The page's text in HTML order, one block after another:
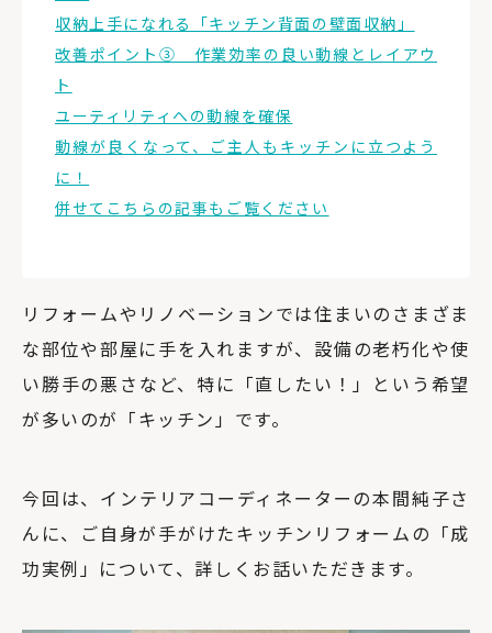
収納上手になれる「キッチン背面の壁面収納」
改善ポイント③ 作業効率の良い動線とレイアウ
ト
ユーティリティへの動線を確保
動線が良くなって、ご主人もキッチンに立つよう
に！
併せてこちらの記事もご覧ください
リフォームやリノベーションでは住まいのさまざま
な部位や部屋に手を入れますが、設備の老朽化や使
い勝手の悪さなど、特に「直したい！」という希望
が多いのが「キッチン」です。
今回は、インテリアコーディネーターの本間純子さ
んに、ご自身が手がけたキッチンリフォームの「成
功実例」について、詳しくお話いただきます。